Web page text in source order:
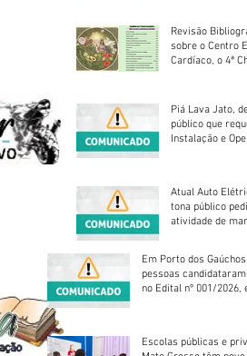
Revisão
sobre o Centro
Cardíaco, o 4ª
Piá Lava Jato,
público que
Instalação e
Atual Auto
tona público
atividade de
Em Porto dos
pessoas
no Edital nº 001/2026,
Escolas públicas e